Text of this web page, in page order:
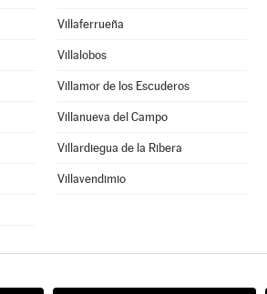
Villaferrueña
Villalobos
Villamor de los Escuderos
Villanueva del Campo
Villardiegua de la Ribera
Villavendimio